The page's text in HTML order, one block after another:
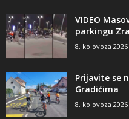
VIDEO
parkingu
8. kolovoza 2026
Prijavite se
Gradićima
8. kolovoza 2026